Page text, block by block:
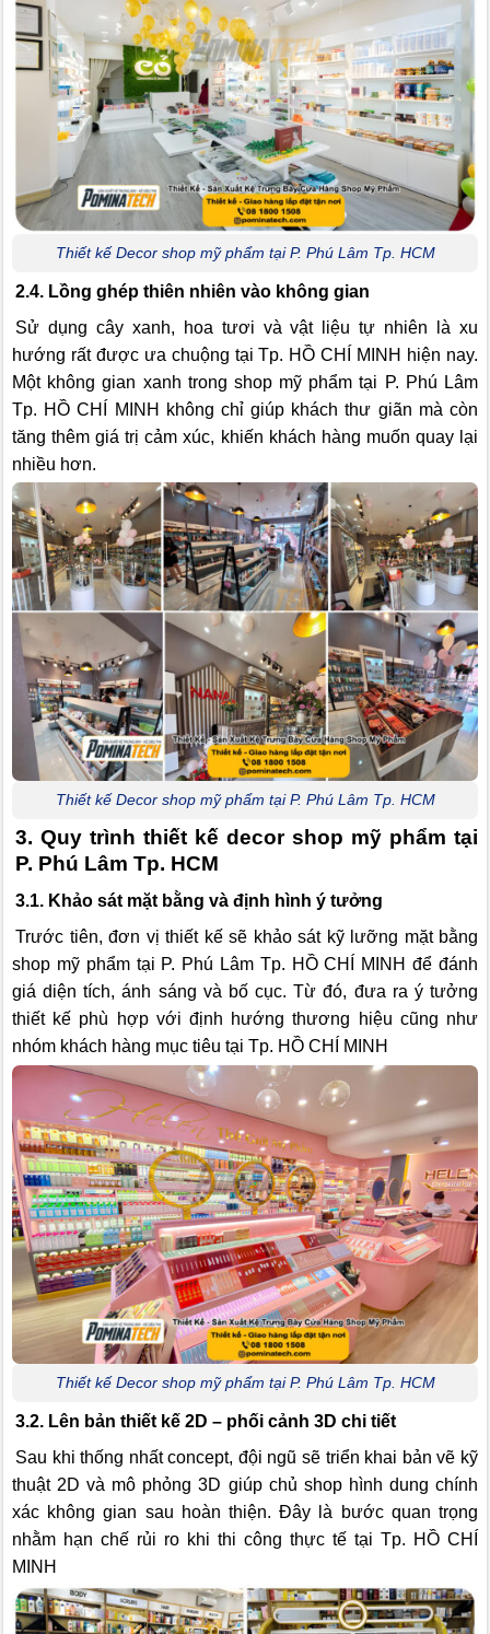
Thiết kế Decor shop mỹ phẩm tại P. Phú Lâm Tp. HCM
2.4. Lồng ghép thiên nhiên vào không gian
Sử dụng cây xanh, hoa tươi và vật liệu tự nhiên là xu
hướng rất được ưa chuộng tại Tp. HỒ CHÍ MINH hiện nay.
Một không gian xanh trong shop mỹ phẩm tại P. Phú Lâm
Tp. HỒ CHÍ MINH không chỉ giúp khách thư giãn mà còn
tăng thêm giá trị cảm xúc, khiến khách hàng muốn quay lại
nhiều hơn.
Thiết kế Decor shop mỹ phẩm tại P. Phú Lâm Tp. HCM
3. Quy trình thiết kế decor shop mỹ phẩm tại
P. Phú Lâm Tp. HCM
3.1. Khảo sát mặt bằng và định hình ý tưởng
Trước tiên, đơn vị thiết kế sẽ khảo sát kỹ lưỡng mặt bằng
shop mỹ phẩm tại P. Phú Lâm Tp. HỒ CHÍ MINH để đánh
giá diện tích, ánh sáng và bố cục. Từ đó, đưa ra ý tưởng
thiết kế phù hợp với định hướng thương hiệu cũng như
nhóm khách hàng mục tiêu tại Tp. HỒ CHÍ MINH
Thiết kế Decor shop mỹ phẩm tại P. Phú Lâm Tp. HCM
3.2. Lên bản thiết kế 2D – phối cảnh 3D chi tiết
Sau khi thống nhất concept, đội ngũ sẽ triển khai bản vẽ kỹ
thuật 2D và mô phỏng 3D giúp chủ shop hình dung chính
xác không gian sau hoàn thiện. Đây là bước quan trọng
nhằm hạn chế rủi ro khi thi công thực tế tại Tp. HỒ CHÍ
MINH